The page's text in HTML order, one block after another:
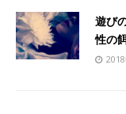
遊び
性の